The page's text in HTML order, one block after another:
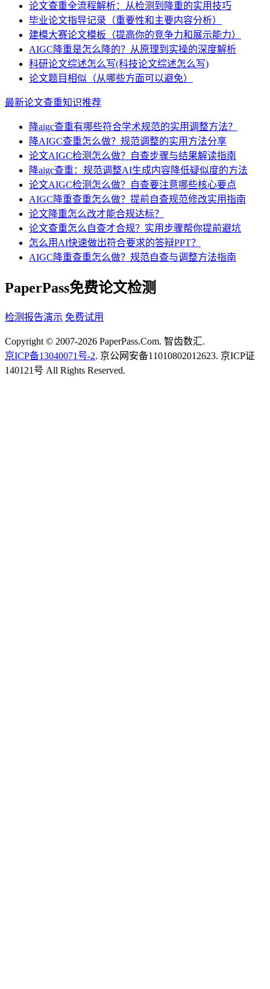
论文查重全流程解析：从检测到降重的实用技巧
毕业论文指导记录（重要性和主要内容分析）
建模大赛论文模板（提高你的竞争力和展示能力）
AIGC降重是怎么降的？从原理到实操的深度解析
科研论文综述怎么写(科技论文综述怎么写)
论文题目相似（从哪些方面可以避免）
最新论文查重知识推荐
降aigc查重有哪些符合学术规范的实用调整方法？
降AIGC查重怎么做？规范调整的实用方法分享
论文AIGC检测怎么做？自查步骤与结果解读指南
降aigc查重：规范调整AI生成内容降低疑似度的方法
论文AIGC检测怎么做？自查要注意哪些核心要点
AIGC降重查重怎么做？提前自查规范修改实用指南
论文降重怎么改才能合规达标？
论文查重怎么自查才合规？实用步骤帮你提前避坑
怎么用AI快速做出符合要求的答辩PPT？
AIGC降重查重怎么做？规范自查与调整方法指南
PaperPass免费论文检测
检测报告演示 免费试用
Copyright © 2007-2026 PaperPass.Com. 智齿数汇.
京ICP备13040071号-2. 京公网安备11010802012623. 京ICP证
140121号 All Rights Reserved.